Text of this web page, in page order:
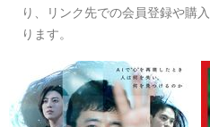
り、リンク先での会員登録や購
ります。